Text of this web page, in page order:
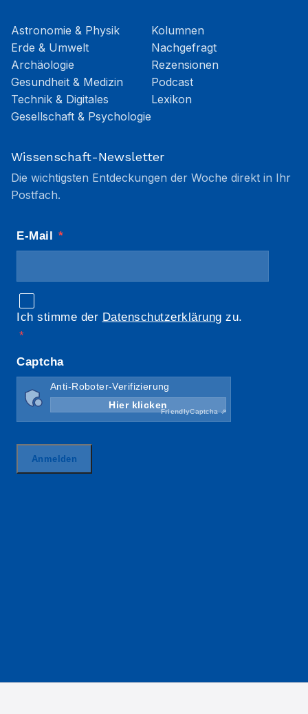
Astronomie & Physik
Erde & Umwelt
Archäologie
Gesundheit & Medizin
Technik & Digitales
Gesellschaft & Psychologie
Kolumnen
Nachgefragt
Rezensionen
Podcast
Lexikon
Wissenschaft-Newsletter
Die wichtigsten Entdeckungen der Woche direkt in Ihr
Postfach.